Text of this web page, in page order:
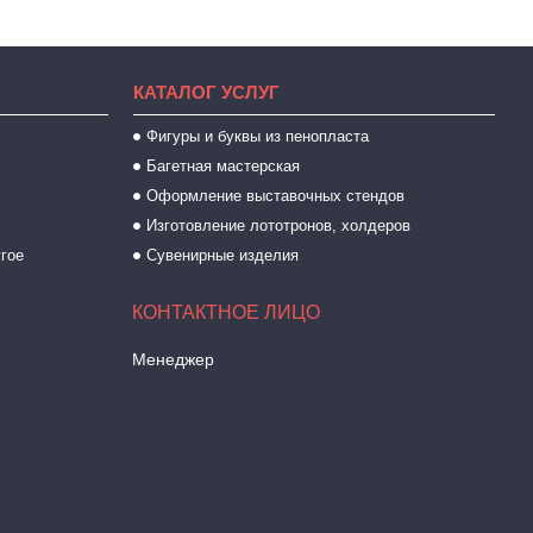
КАТАЛОГ УСЛУГ
Фигуры и буквы из пенопласта
Багетная мастерская
Оформление выставочных стендов
Изготовление лототронов, холдеров
Сувенирные изделия
Менеджер